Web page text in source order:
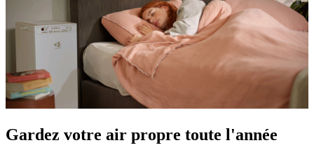
Gardez votre air propre toute l'année